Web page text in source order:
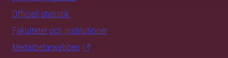
Officiell statistik
Fakulteter och institutioner
Medarbetarwebben